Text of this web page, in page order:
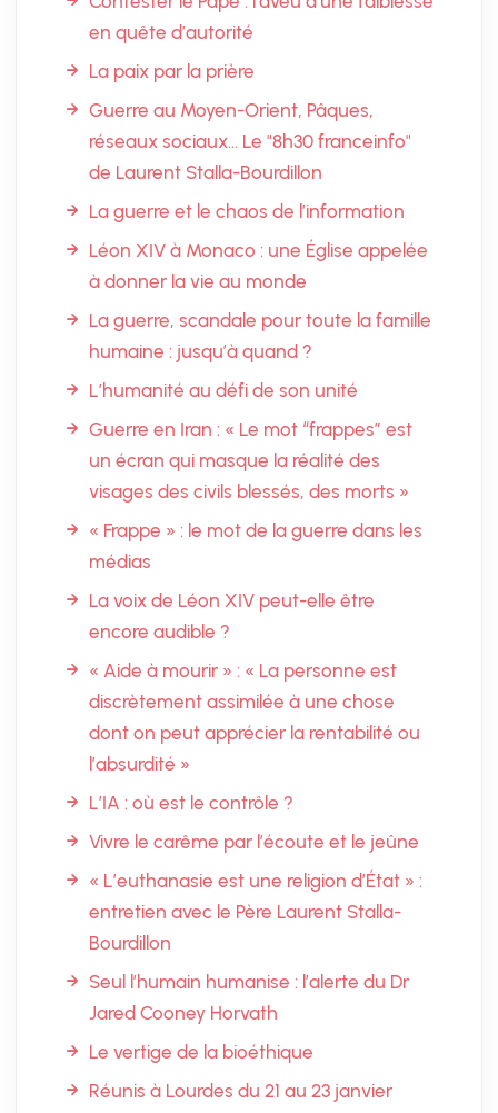
en quête d’autorité
La paix par la prière
Guerre au Moyen-Orient, Pâques,
réseaux sociaux... Le "8h30 franceinfo"
de Laurent Stalla-Bourdillon
La guerre et le chaos de l’information
Léon XIV à Monaco : une Église appelée
à donner la vie au monde
La guerre, scandale pour toute la famille
humaine : jusqu’à quand ?
L’humanité au défi de son unité
Guerre en Iran : « Le mot “frappes” est
un écran qui masque la réalité des
visages des civils blessés, des morts »
« Frappe » : le mot de la guerre dans les
médias
La voix de Léon XIV peut-elle être
encore audible ?
« Aide à mourir » : « La personne est
discrètement assimilée à une chose
dont on peut apprécier la rentabilité ou
l’absurdité »
L’IA : où est le contrôle ?
Vivre le carême par l’écoute et le jeûne
« L’euthanasie est une religion d’État » :
entretien avec le Père Laurent Stalla-
Bourdillon
Seul l’humain humanise : l’alerte du Dr
Jared Cooney Horvath
Le vertige de la bioéthique
Réunis à Lourdes du 21 au 23 janvier